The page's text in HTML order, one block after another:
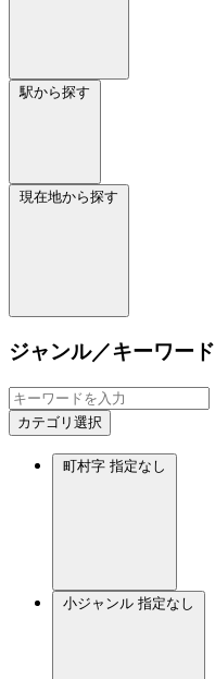
駅から探す
現在地から探す
ジャンル／キーワード
カテゴリ選択
町村字 指定なし
小ジャンル 指定なし